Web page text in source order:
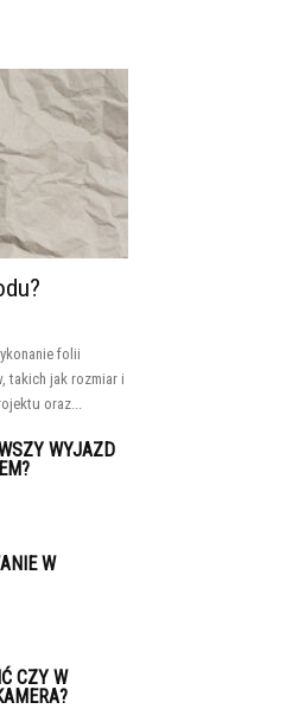
folii
takich jak rozmiar i
oraz...
WYJAZD
W
CZY W